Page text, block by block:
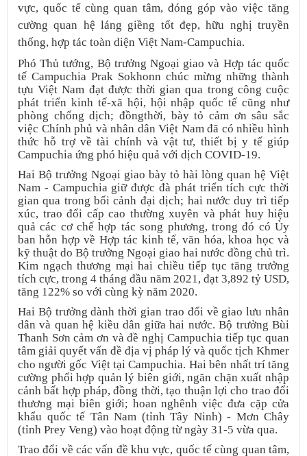
vực, quốc tế cùng quan tâm, đóng góp vào việc tăng
cường quan hệ láng giềng tốt đẹp, hữu nghị truyền
thống, hợp tác toàn diện Việt Nam-Campuchia.
Phó Thủ tướng, Bộ trưởng Ngoại giao và Hợp tác quốc
tế Campuchia Prak Sokhonn chúc mừng những thành
tựu Việt Nam đạt được thời gian qua trong công cuộc
phát triển kinh tế-xã hội, hội nhập quốc tế cũng như
phòng chống dịch; đồngthời, bày tỏ cảm ơn sâu sắc
việc Chính phủ và nhân dân Việt Nam đã có nhiều hình
thức hỗ trợ về tài chính và vật tư, thiết bị y tế giúp
Campuchia ứng phó hiệu quả với dịch COVID-19.
Hai Bộ trưởng Ngoại giao bày tỏ hài lòng quan hệ Việt
Nam - Campuchia giữ được đà phát triển tích cực thời
gian qua trong bối cảnh đại dịch; hai nước duy trì tiếp
xúc, trao đổi cấp cao thường xuyên và phát huy hiệu
quả các cơ chế hợp tác song phương, trong đó có Ủy
ban hỗn hợp về Hợp tác kinh tế, văn hóa, khoa học và
kỹ thuật do Bộ trưởng Ngoại giao hai nước đồng chủ trì.
Kim ngạch thương mại hai chiều tiếp tục tăng trưởng
tích cực, trong 4 tháng đầu năm 2021, đạt 3,892 tỷ USD,
tăng 122% so với cùng kỳ năm 2020.
Hai Bộ trưởng dành thời gian trao đổi về giao lưu nhân
dân và quan hệ kiều dân giữa hai nước. Bộ trưởng Bùi
Thanh Sơn cảm ơn và đề nghị Campuchia tiếp tục quan
tâm giải quyết vấn đề địa vị pháp lý và quốc tịch Khmer
cho người gốc Việt tại Campuchia. Hai bên nhất trí tăng
cường phối hợp quản lý biên giới, ngăn chặn xuất nhập
cảnh bất hợp pháp, đồng thời, tạo thuận lợi cho trao đổi
thương mại biên giới; hoan nghênh việc đưa cặp cửa
khẩu quốc tế Tân Nam (tỉnh Tây Ninh) - Mơn Chây
(tỉnh Prey Veng) vào hoạt động từ ngày 31-5 vừa qua.
Trao đổi về các vấn đề khu vực, quốc tế cùng quan tâm,